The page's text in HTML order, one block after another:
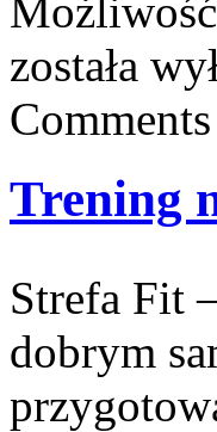
została
Comments
Trening
Strefa Fit
dobrym